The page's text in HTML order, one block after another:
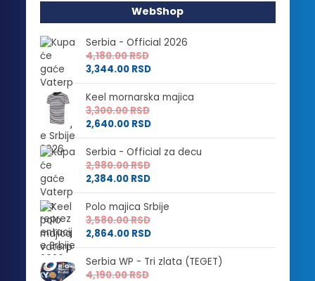
WebShop
Serbia - Official 2026
4,180.00RSD
3,344.00 RSD
Keel mornarska majica
3,300.00RSD
2,640.00 RSD
Serbia - Official za decu
2,980.00RSD
2,384.00 RSD
Polo majica Srbije
3,580.00RSD
2,864.00 RSD
Serbia WP - Tri zlata (TEGET)
4,190.00RSD